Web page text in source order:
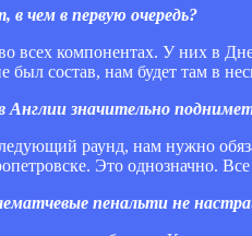
чем в первую очередь?
всех компонентах. У них в
был состав, нам будет там в
Англии значительно
раунд, нам нужно
Это однозначно.
пенальти не